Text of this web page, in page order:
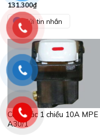
131.300₫
Gửi tin nhắn
Công tắc 1 chiều 10A MPE
A30/1